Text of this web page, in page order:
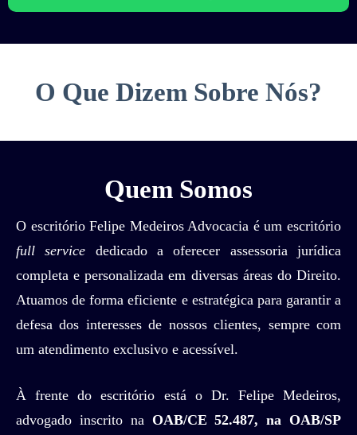
O Que Dizem Sobre Nós?
Quem Somos
O escritório Felipe Medeiros Advocacia é um escritório
full service dedicado a oferecer assessoria jurídica
completa e personalizada em diversas áreas do Direito.
Atuamos de forma eficiente e estratégica para garantir a
defesa dos interesses de nossos clientes, sempre com
um atendimento exclusivo e acessível.
À frente do escritório está o Dr. Felipe Medeiros,
advogado inscrito na OAB/CE 52.487, na OAB/SP